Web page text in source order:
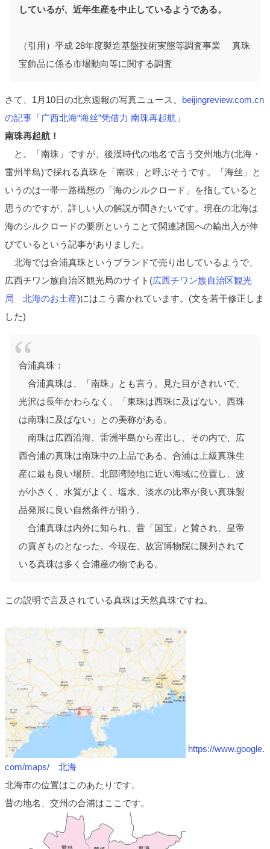
しているが、近年生産を中止しているようである。
（引用）平成 28年度製造基盤技術実態等調査事業 真珠
宝飾品に係る市場動向等に関する調査
さて、1月10日の北京週報の写真ニュース。 beijingreview.com.cn
の記事「广西北海“海丝”凭借力 南珠再起航」
南珠再起航！
と。「南珠」ですが、後漢時代の地名で言う交州地方(北海・
雷州半島)で採れる真珠を「南珠」と呼ぶそうです。「海丝」と
いうのは一帯一路構想の「海のシルクロード」を指していると
思うのですが、詳しい人の解説が聞きたいです。現在の北海は
海のシルクロードの要所ということで関連諸国への輸出入が伸
びているという記事がありました。
北海では合浦真珠というブランドで売り出しているようで、
広西チワン族自治区観光局のサイト(広西チワン族自治区観光
局 北海のお土産)にはこう書かれています。(文を若干修正しま
した)
合浦真珠：
合浦真珠は、「南珠」とも言う。見た目がきれいで、
光沢は長年かわらなく、「東珠は西珠に及ばない、西珠
は南珠に及ばない」との美称がある。
南珠は広西沿海、雷洲半島から産出し、その内で、広
西合浦の真珠は南珠中の上品である。合浦は上級真珠生
産に最も良い場所、北部湾陸地に近い海域に位置し、波
が小さく、水質がよく、塩水、淡水の比率が良い真珠製
品発展に良い自然条件が揃う。
合浦真珠は内外に知られ、昔「国宝」と賛され、皇帝
の貢ぎものとなった。今現在、故宮博物院に陳列されて
いる真珠は多く合浦産の物である。
この説明で言及されている真珠は天然真珠ですね。
https://www.google.
com/maps/ 北海
北海市の位置はこのあたりです。
昔の地名、交州の合浦はここです。